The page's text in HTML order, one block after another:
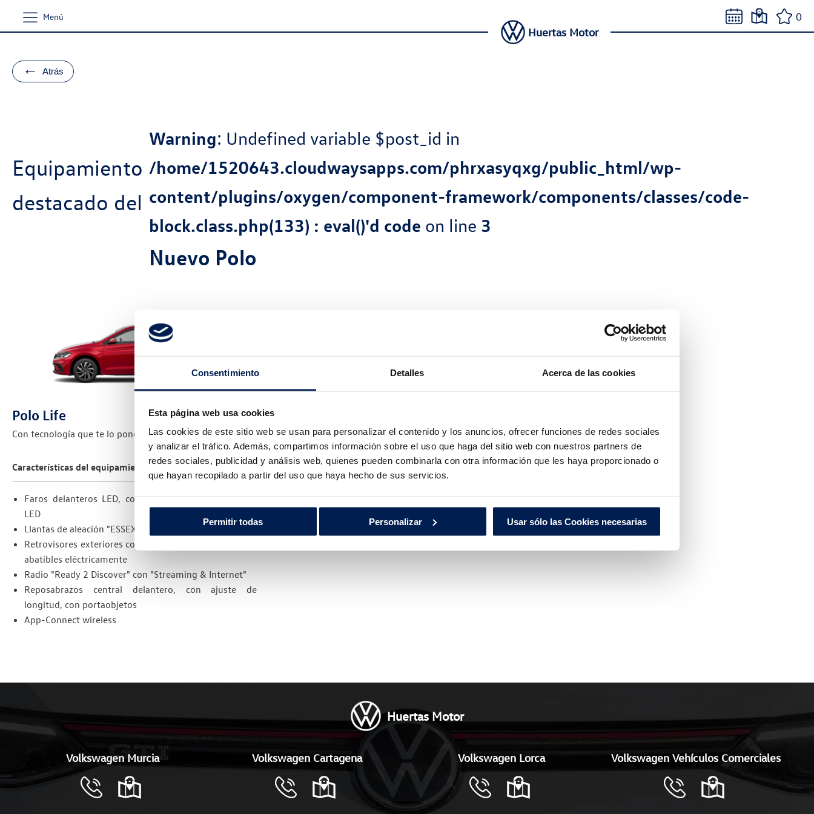
Consentimiento Detalles Acerca de las cookies
Esta página web usa cookies
Las cookies de este sitio web se usan para personalizar el contenido y los anuncios, ofrecer funciones de redes sociales
y analizar el tráfico. Además, compartimos información sobre el uso que haga del sitio web con nuestros partners de
redes sociales, publicidad y análisis web, quienes pueden combinarla con otra información que les haya proporcionado o
que hayan recopilado a partir del uso que haya hecho de sus servicios.
Usar sólo las Cookies necesarias
Personalizar
Permitir todas
Menú
0
Huertas Motor
← Atrás
Equipamiento
destacado del
Warning: Undefined variable $post_id in
/home/1520643.cloudwaysapps.com/phrxasyqxg/public_html/wp-
content/plugins/oxygen/component-framework/components/classes/code-
block.class.php(133) : eval()'d code on line 3
Nuevo Polo
Polo Life
Con tecnología que te lo pone fácil.
Características del equipamiento Polo Life
Faros delanteros LED, con luz de conducción diurna
LED
Llantas de aleación "ESSEX" de 15"
Retrovisores exteriores con ajuste eléctrico y térmicos,
abatibles eléctricamente
Radio "Ready 2 Discover" con "Streaming & Internet"
Reposabrazos central delantero, con ajuste de
longitud, con portaobjetos
App-Connect wireless
Huertas Motor
Volkswagen Murcia Volkswagen Cartagena Volkswagen Lorca Volkswagen Vehículos Comerciales